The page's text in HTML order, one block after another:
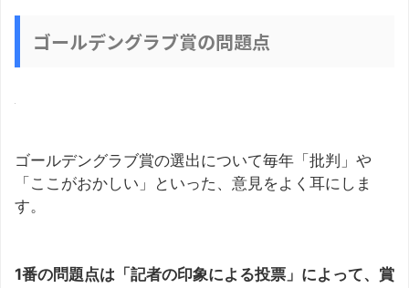
ゴールデングラブ賞の問題点
ゴールデングラブ賞の選出について毎年「批判」や
「ここがおかしい」といった、意見をよく耳にしま
す。
1番の問題点は「記者の印象による投票」によって、賞